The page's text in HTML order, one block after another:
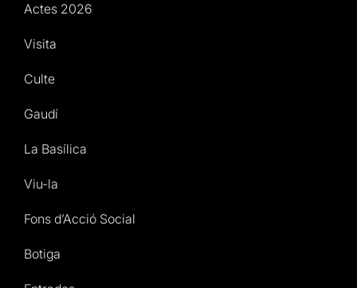
Actes 2026
Visita
Culte
Gaudí
La Basílica
Viu-la
Fons d’Acció Social
Botiga